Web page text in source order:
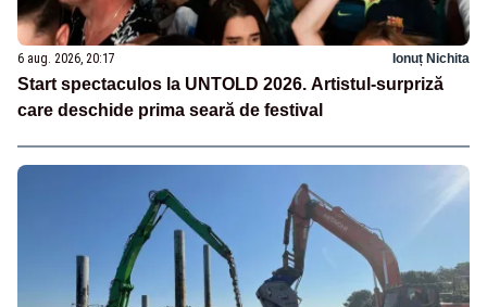
6 aug. 2026, 20:17 Ionuț Nichita
Start spectaculos la UNTOLD 2026. Artistul-surpriză
care deschide prima seară de festival